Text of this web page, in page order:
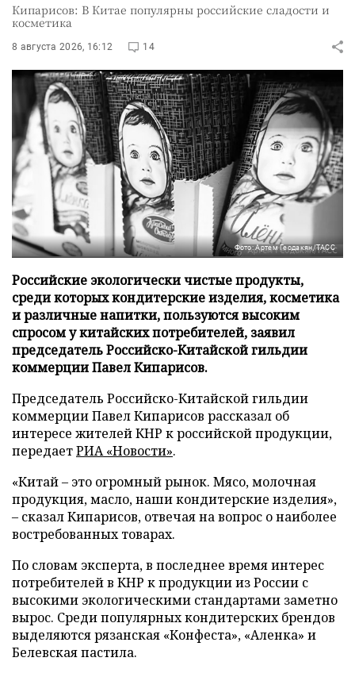
Кипарисов: В Китае популярны российские сладости и
косметика
8 августа 2026, 16:12 14
Фото: Артем Геодакян/ТАСС
Российские экологически чистые продукты,
среди которых кондитерские изделия, косметика
и различные напитки, пользуются высоким
спросом у китайских потребителей, заявил
председатель Российско-Китайской гильдии
коммерции Павел Кипарисов.
Председатель Российско-Китайской гильдии
коммерции Павел Кипарисов рассказал об
интересе жителей КНР к российской продукции,
передаетРИА «Новости».
«Китай – это огромный рынок. Мясо, молочная
продукция, масло, наши кондитерские изделия»,
– сказал Кипарисов, отвечая на вопрос о наиболее
востребованных товарах.
По словам эксперта, в последнее время интерес
потребителей в КНР к продукции из России с
высокими экологическими стандартами заметно
вырос. Среди популярных кондитерских брендов
выделяются рязанская «Конфеста», «Аленка» и
Белевская пастила.